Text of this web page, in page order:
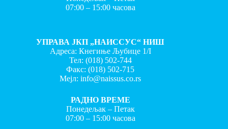
07:00 – 15:00 часова
УПРАВА ЈКП „НАИССУС“ НИШ
Адреса: Кнегиње Љубице 1/I
Тел: (018) 502-744
Факс:(018) 502-715
Мејл:info@naissus.co.rs
РАДНО ВРЕМЕ
Понедељак – Петак
07:00 – 15:00 часова